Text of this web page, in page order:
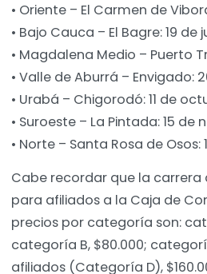
• Oriente – El Carmen de
• Bajo Cauca – El Bagre: 19 de
• Magdalena Medio – Puerto
• Valle de Aburrá – Envigado:
• Urabá – Chigorodó: 11 de
• Suroeste – La Pintada: 15 de
• Norte – Santa Rosa de
Cabe recordar que la carrera
para afiliados a la Caja de
precios por categoría son:
categoría B, $80.000;
afiliados (Categoría D),